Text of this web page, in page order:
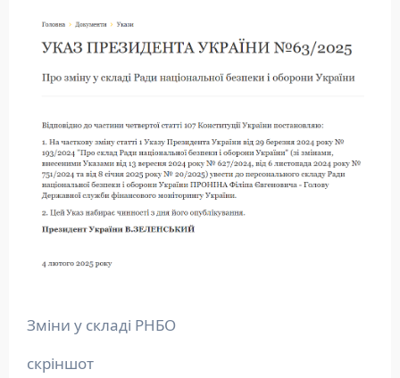
Зміни у складі РНБО
скріншот